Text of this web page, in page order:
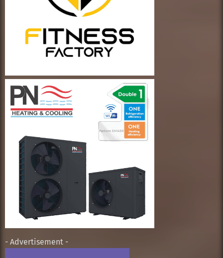
- Advertisement -